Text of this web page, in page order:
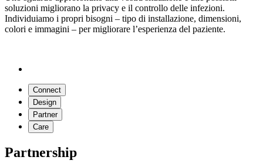
soluzioni migliorano la privacy e il controllo delle infezioni.
Individuiamo i propri bisogni – tipo di installazione, dimensioni,
colori e immagini – per migliorare l’esperienza del paziente.
Connect
Design
Partner
Care
Partnership